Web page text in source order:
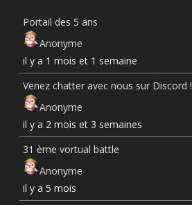
Portail des 5 ans
Anonyme
il y a 1 mois et 1 semaine
Venez chatter avec nous sur Discord !
Anonyme
il y a 2 mois et 3 semaines
31 ème vortual battle
Anonyme
il y a 5 mois